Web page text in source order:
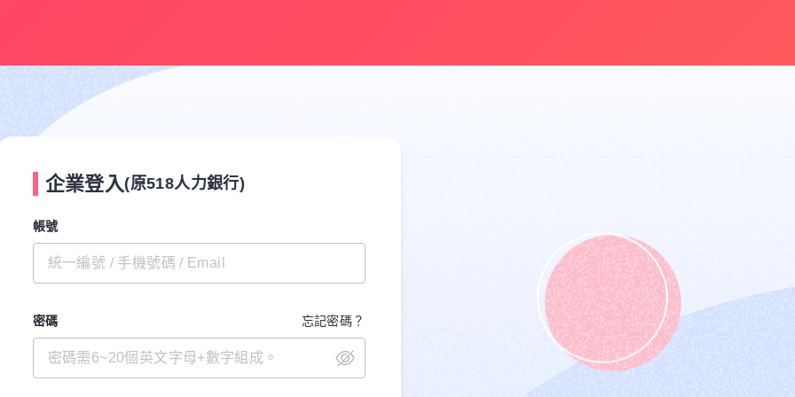
企業登入(原518人力銀行)
帳號
密碼 忘記密碼？